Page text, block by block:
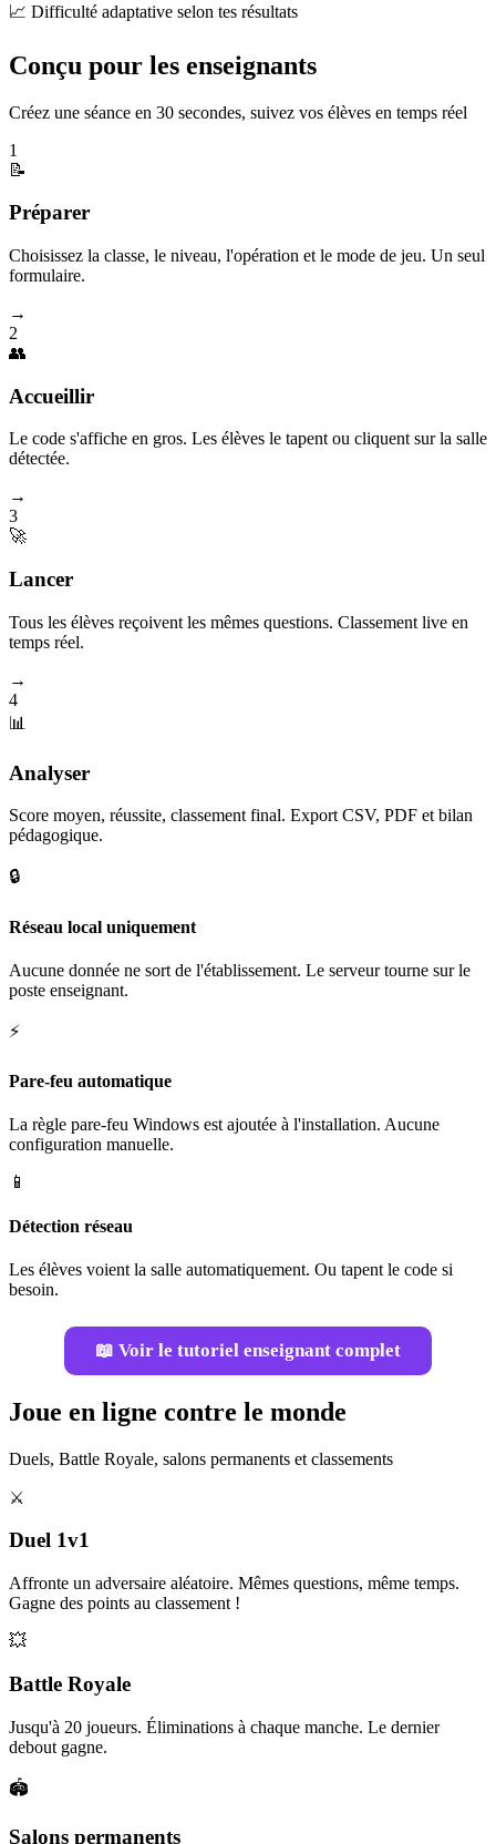
📈 Difficulté adaptative selon tes résultats
Conçu pour les enseignants
Créez une séance en 30 secondes, suivez vos élèves en temps réel
1
📝
Préparer
Choisissez la classe, le niveau, l'opération et le mode de jeu. Un seul
formulaire.
→
2
👥
Accueillir
Le code s'affiche en gros. Les élèves le tapent ou cliquent sur la salle
détectée.
→
3
🚀
Lancer
Tous les élèves reçoivent les mêmes questions. Classement live en
temps réel.
→
4
📊
Analyser
Score moyen, réussite, classement final. Export CSV, PDF et bilan
pédagogique.
🔒
Réseau local uniquement
Aucune donnée ne sort de l'établissement. Le serveur tourne sur le
poste enseignant.
⚡
Pare-feu automatique
La règle pare-feu Windows est ajoutée à l'installation. Aucune
configuration manuelle.
📱
Détection réseau
Les élèves voient la salle automatiquement. Ou tapent le code si
besoin.
📖 Voir le tutoriel enseignant complet
Joue en ligne contre le monde
Duels, Battle Royale, salons permanents et classements
⚔️
Duel 1v1
Affronte un adversaire aléatoire. Mêmes questions, même temps.
Gagne des points au classement !
💥
Battle Royale
Jusqu'à 20 joueurs. Éliminations à chaque manche. Le dernier
debout gagne.
🏟️
Salons permanents